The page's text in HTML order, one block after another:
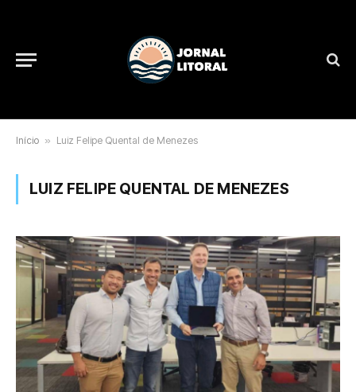
Início » Luiz Felipe Quental de Menezes
LUIZ FELIPE QUENTAL DE MENEZES